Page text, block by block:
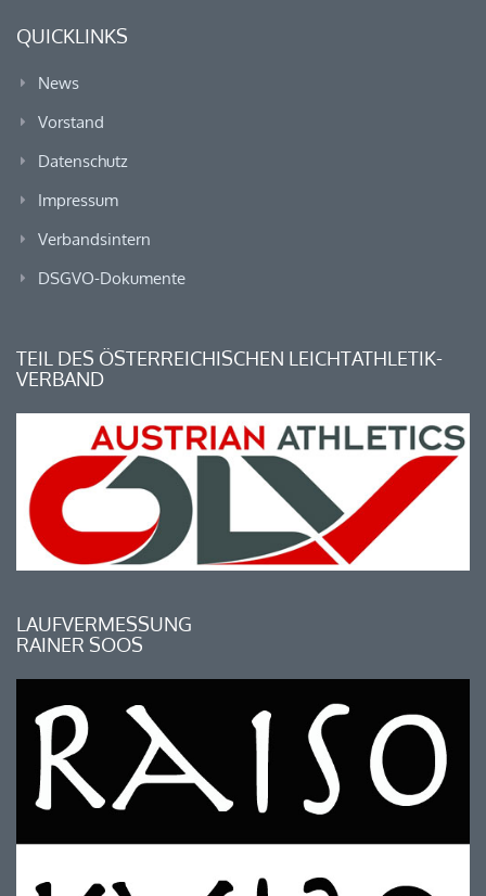
QUICKLINKS
News
Vorstand
Datenschutz
Impressum
Verbandsintern
DSGVO-Dokumente
TEIL DES ÖSTERREICHISCHEN LEICHTATHLETIK-
VERBAND
LAUFVERMESSUNG
RAINER SOOS